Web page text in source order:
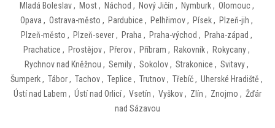
Mladá Boleslav, Most, Náchod , Nový Jičín , Nymburk, Olomouc,
Opava , Ostrava-město , Pardubice , Pelhřimov, Písek, Plzeň-jih ,
Plzeň-město , Plzeň-sever, Praha , Praha-východ , Praha-západ ,
Prachatice , Prostějov, Přerov, Příbram , Rakovník, Rokycany,
Rychnov nad Kněžnou , Semily, Sokolov, Strakonice , Svitavy,
Šumperk, Tábor, Tachov, Teplice , Trutnov, Třebíč, Uherské Hradiště ,
Ústí nad Labem , Ústí nad Orlicí, Vsetín , Vyškov, Zlín , Znojmo , Žďár
nad Sázavou